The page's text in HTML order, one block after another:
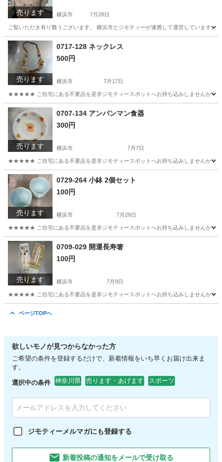
売ります 横浜市 7月28日
ご覧いただき有り難うございます。 横浜市とジモティーが連携して運営していま
神奈川 横浜市 リユース
売ります
0717-128 ネックレス
500円
横浜市 7月17日
★★★★★ ご自宅にある不要品を是非ジモティースポットへお持ち込みしませんか？
神奈川 横浜市
売ります
0707-134 アンパンマン食器
300円
横浜市 7月7日
★★★★★ ご自宅にある不要品を是非ジモティースポットへお持ち込みしませんか？
神奈川 横浜市 現地
売ります
0729-264 小鉢 2個セット
100円
横浜市 7月29日
★★★★★ ご自宅にある不要品を是非ジモティースポットへお持ち込みしませんか？
神奈川 横浜市 小鉢
売ります
0709-029 開運長寿箸
100円
横浜市 7月9日
★★★★★ ご自宅にある不要品を是非ジモティースポットへお持ち込みしませんか？
ページTOPへ
欲しいモノが見つからなかった方
ご希望の条件を登録するだけで、新着情報をいち早くお届け出来ま
す。
選択中の条件 神奈川県 売ります・あげます スポーツ
ジモティーメルマガにも登録する
新着投稿の通知をメールで受け取る